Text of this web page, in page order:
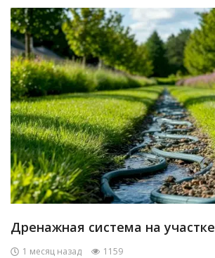
Дренажная система на участке
1 месяц назад
1159